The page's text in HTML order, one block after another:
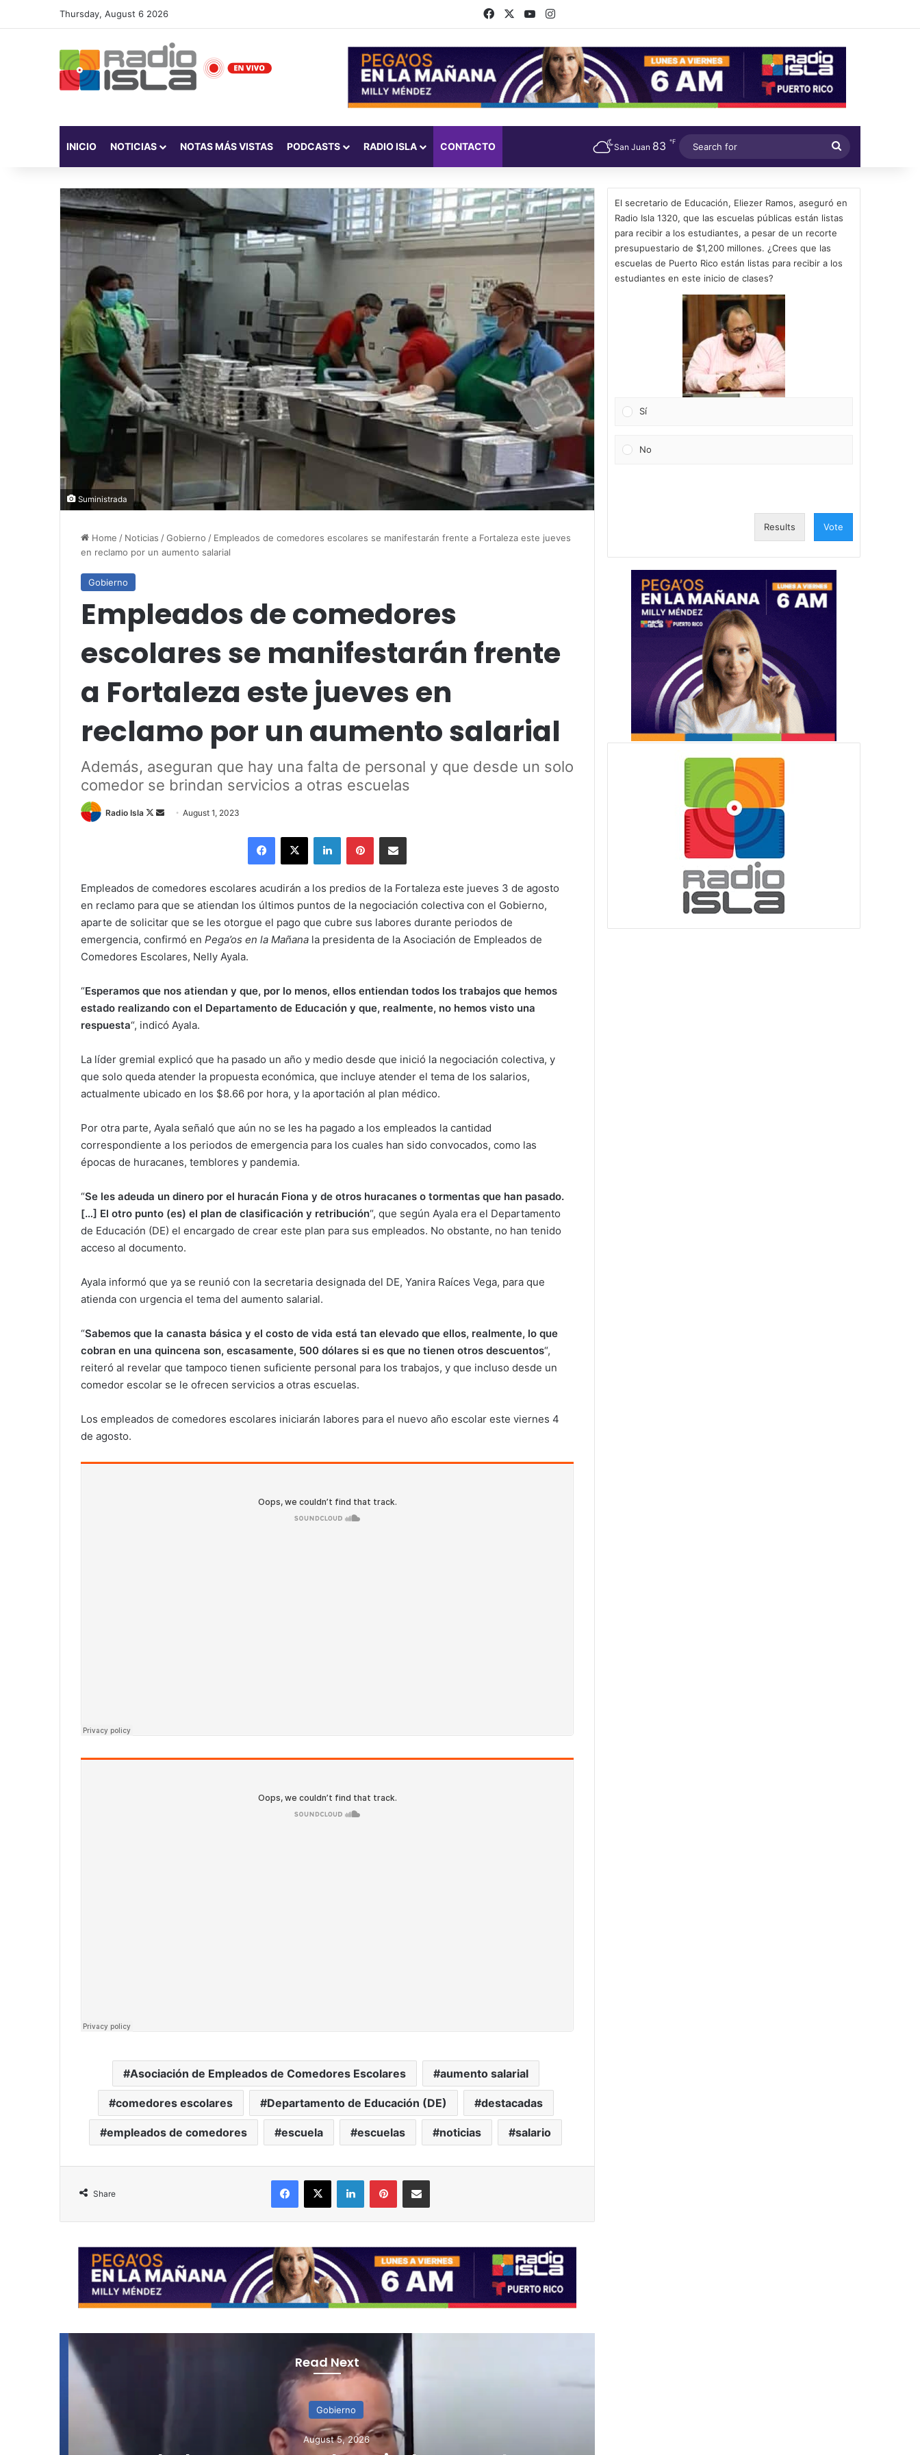
Thursday, August 6 2026 FacebookYouTubeInstagram
INICIO NOTICIAS NOTAS MÁS VISTAS PODCASTS RADIO ISLA CONTACTO San Juan 83 ℉
for
Suministrada
Home / Noticias /Gobierno / Empleados de comedores escolares se manifestarán frente a Fortaleza este jueves
en reclamo por un aumento salarial
Gobierno
Empleados de comedores
escolares se manifestarán frente
a Fortaleza este jueves en
reclamo por un aumento salarial
Además, aseguran que hay una falta de personal y que desde un solo
comedor se brindan servicios a otras escuelas
Radio Isla
Follow
Send August 1, 2023
Facebook
X LinkedInPinterestShare via Email
Empleados de comedores escolares acudirán a los predios de la Fortaleza este jueves 3 de agosto
en reclamo para que se atiendan los últimos puntos de la negociación colectiva con el Gobierno,
aparte de solicitar que se les otorgue el pago que cubre sus labores durante periodos de
emergencia, confirmó en Pega’os en la Mañana la presidenta de la Asociación de Empleados de
Comedores Escolares, Nelly Ayala.
“Esperamos que nos atiendan y que, por lo menos, ellos entiendan todos los trabajos que hemos
estado realizando con el Departamento de Educación y que, realmente, no hemos visto una
respuesta“, indicó Ayala.
La líder gremial explicó que ha pasado un año y medio desde que inició la negociación colectiva, y
que solo queda atender la propuesta económica, que incluye atender el tema de los salarios,
actualmente ubicado en los $8.66 por hora, y la aportación al plan médico.
Por otra parte, Ayala señaló que aún no se les ha pagado a los empleados la cantidad
correspondiente a los periodos de emergencia para los cuales han sido convocados, como las
épocas de huracanes, temblores y pandemia.
“Se les adeuda un dinero por el huracán Fiona y de otros huracanes o tormentas que han pasado.
[…] El otro punto (es) el plan de clasificación y retribución“, que según Ayala era el Departamento
de Educación (DE) el encargado de crear este plan para sus empleados. No obstante, no han tenido
acceso al documento.
Ayala informó que ya se reunió con la secretaria designada del DE, Yanira Raíces Vega, para que
atienda con urgencia el tema del aumento salarial.
“Sabemos que la canasta básica y el costo de vida está tan elevado que ellos, realmente, lo que
cobran en una quincena son, escasamente, 500 dólares si es que no tienen otros descuentos“,
reiteró al revelar que tampoco tienen suficiente personal para los trabajos, y que incluso desde un
comedor escolar se le ofrecen servicios a otras escuelas.
Los empleados de comedores escolares iniciarán labores para el nuevo año escolar este viernes 4
de agosto.
Asociación de Empleados de Comedores Escolares aumento salarial
comedores escolares Departamento de Educación (DE) destacadas
empleados de comedores escuela escuelas noticias salario
Share
Facebook
X LinkedInPinterestShare via Email
Read Next
Gobierno
August 5, 2026
El secretario de Educación, Eliezer Ramos, aseguró en
Radio Isla 1320, que las escuelas públicas están listas
para recibir a los estudiantes, a pesar de un recorte
presupuestario de $1,200 millones. ¿Crees que las
escuelas de Puerto Rico están listas para recibir a los
estudiantes en este inicio de clases?
Sí
No
Results Vote